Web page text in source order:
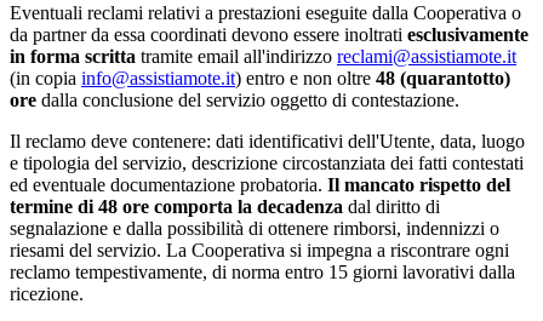
Eventuali reclami relativi a prestazioni eseguite dalla Cooperativa o
da partner da essa coordinati devono essere inoltrati esclusivamente
in forma scritta tramite email all'indirizzo reclami@assistiamote.it
(in copia info@assistiamote.it) entro e non oltre 48 (quarantotto)
ore dalla conclusione del servizio oggetto di contestazione.
Il reclamo deve contenere: dati identificativi dell'Utente, data, luogo
e tipologia del servizio, descrizione circostanziata dei fatti contestati
ed eventuale documentazione probatoria. Il mancato rispetto del
termine di 48 ore comporta la decadenza dal diritto di
segnalazione e dalla possibilità di ottenere rimborsi, indennizzi o
riesami del servizio. La Cooperativa si impegna a riscontrare ogni
reclamo tempestivamente, di norma entro 15 giorni lavorativi dalla
ricezione.